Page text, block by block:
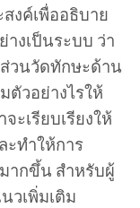
งค์เพื่ออธิบาย
างเป็นระบบ ว่า
วนวัดทักษะด้าน
ตัวอย่างไรให้
ะเรียบเรียงให้
ะทำให้การ
ากขึ้น สำหรับผู้
วเพิ่มเติม